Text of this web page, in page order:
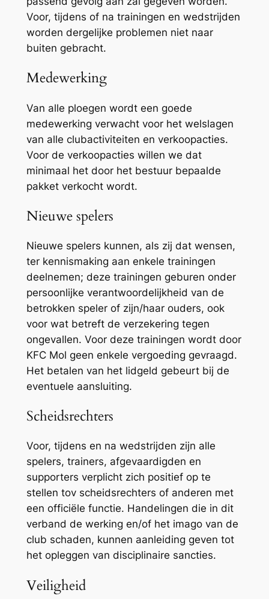
Voor, tijdens of na trainingen en wedstrijden
worden dergelijke problemen niet naar
buiten gebracht.
Medewerking
Van alle ploegen wordt een goede
medewerking verwacht voor het welslagen
van alle clubactiviteiten en verkoopacties.
Voor de verkoopacties willen we dat
minimaal het door het bestuur bepaalde
pakket verkocht wordt.
Nieuwe spelers
Nieuwe spelers kunnen, als zij dat wensen,
ter kennismaking aan enkele trainingen
deelnemen; deze trainingen geburen onder
persoonlijke verantwoordelijkheid van de
betrokken speler of zijn/haar ouders, ook
voor wat betreft de verzekering tegen
ongevallen. Voor deze trainingen wordt door
KFC Mol geen enkele vergoeding gevraagd.
Het betalen van het lidgeld gebeurt bij de
eventuele aansluiting.
Scheidsrechters
Voor, tijdens en na wedstrijden zijn alle
spelers, trainers, afgevaardigden en
supporters verplicht zich positief op te
stellen tov scheidsrechters of anderen met
een officiële functie. Handelingen die in dit
verband de werking en/of het imago van de
club schaden, kunnen aanleiding geven tot
het opleggen van disciplinaire sancties.
Veiligheid